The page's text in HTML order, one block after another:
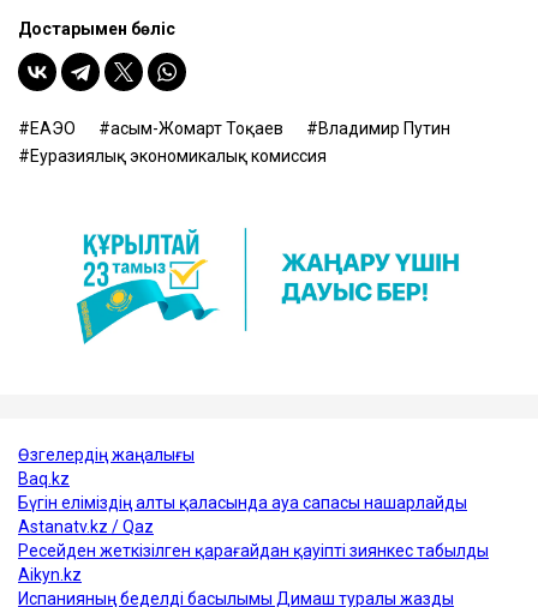
Достарыңмен бөліс
ЕАЭО Қасым-Жомарт Тоқаев
Владимир Путин
Еуразиялық экономикалық комиссия